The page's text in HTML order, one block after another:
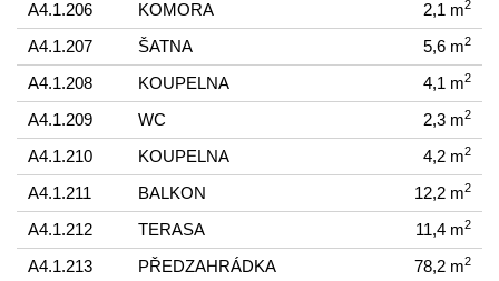
A4.1.206 KOMORA 2,1 m2
A4.1.207 ŠATNA 5,6 m2
A4.1.208 KOUPELNA 4,1 m2
A4.1.209 WC 2,3 m2
A4.1.210 KOUPELNA 4,2 m2
A4.1.211 BALKON 12,2 m2
A4.1.212 TERASA 11,4 m2
A4.1.213 PŘEDZAHRÁDKA 78,2 m2